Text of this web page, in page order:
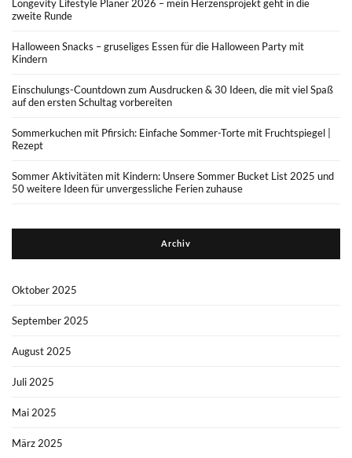
Longevity Lifestyle Planer 2026 – mein Herzensprojekt geht in die
zweite Runde
Halloween Snacks – gruseliges Essen für die Halloween Party mit
Kindern
Einschulungs-Countdown zum Ausdrucken & 30 Ideen, die mit viel Spaß
auf den ersten Schultag vorbereiten
Sommerkuchen mit Pfirsich: Einfache Sommer-Torte mit Fruchtspiegel |
Rezept
Sommer Aktivitäten mit Kindern: Unsere Sommer Bucket List 2025 und
50 weitere Ideen für unvergessliche Ferien zuhause
Archiv
Oktober 2025
September 2025
August 2025
Juli 2025
Mai 2025
März 2025